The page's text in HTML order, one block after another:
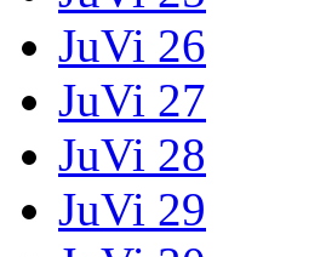
JuVi 26
JuVi 27
JuVi 28
JuVi 29